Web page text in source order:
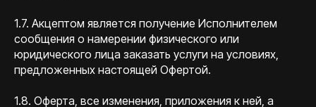
1.7. Акцептом является получение Исполнителем
сообщения о намерении физического или
юридического лица заказать услуги на условиях,
предложенных настоящей Офертой.
1.8. Оферта, все изменения, приложения к ней, а